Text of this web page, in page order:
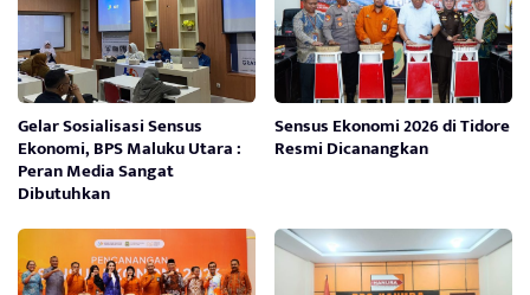
Gelar Sosialisasi Sensus
Ekonomi, BPS Maluku Utara :
Peran Media Sangat
Dibutuhkan
Sensus Ekonomi 2026 di Tidore
Resmi Dicanangkan